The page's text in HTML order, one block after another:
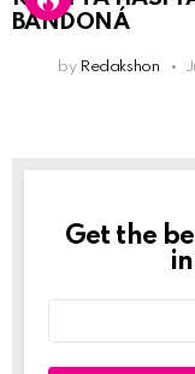
BANDONÁ
by Redakshon
Get the